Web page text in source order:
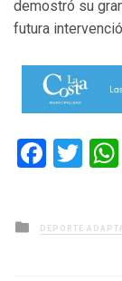
demostró su
futura
Posted
in
DEPORTE